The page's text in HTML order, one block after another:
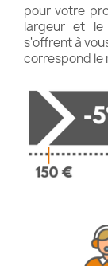
pour votre
largeur et
s'offrent à
correspond le